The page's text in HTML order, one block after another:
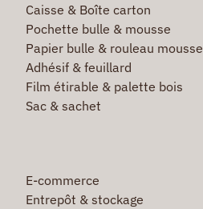
Caisse & Boîte carton
Pochette bulle & mousse
Papier bulle & rouleau mousse
Adhésif & feuillard
Film étirable & palette bois
Sac & sachet
E-commerce
Entrepôt & stockage